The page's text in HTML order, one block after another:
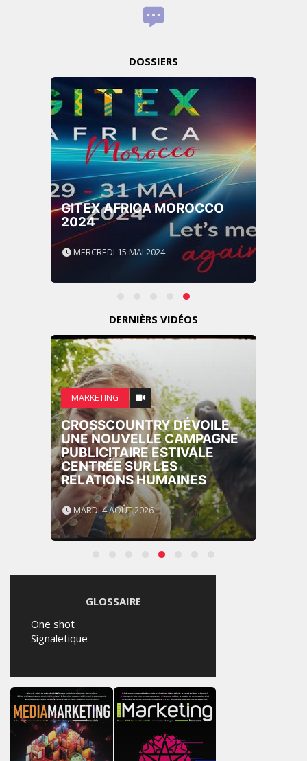
DOSSIERS
GITEX AFRICA MOROCCO
2024
MERCREDI 15 MAI 2024
DERNIÈRS VIDÉOS
MARKETING
CROSSCOUNTRY DÉVOILE
UNE NOUVELLE CAMPAGNE
PUBLICITAIRE ESTIVALE
CENTRÉE SUR LES
RELATIONS HUMAINES
MARDI 4 AOÛT 2026
GLOSSAIRE
One shot
Signaletique